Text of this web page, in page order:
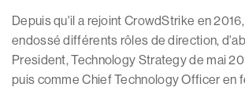
Depuis qu'il a rejoint CrowdStrike en
endossé différents rôles de direction,
President, Technology Strategy de mai
puis comme Chief Technology Officer en